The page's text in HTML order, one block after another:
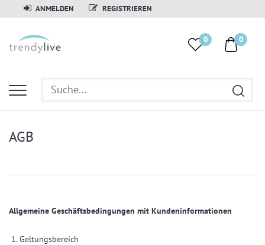
ANMELDEN REGISTRIEREN
0
0
AGB
Allgemeine Geschäftsbedingungen mit Kundeninformationen
1. Geltungsbereich